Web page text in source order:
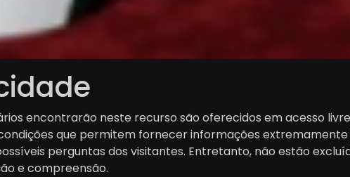
encontrarão neste recurso são oferecidos em acesso
que permitem fornecer informações
perguntas dos visitantes. Entretanto, não estão
e compreensão.